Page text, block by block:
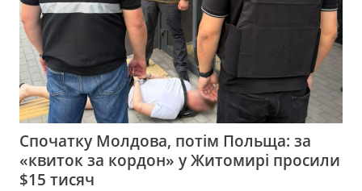
Спочатку Молдова, потім Польща: за
«квиток за кордон» у Житомирі просили
$15 тисяч